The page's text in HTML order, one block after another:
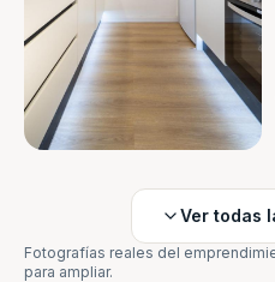
Ver todas
Fotografías reales del
para ampliar.